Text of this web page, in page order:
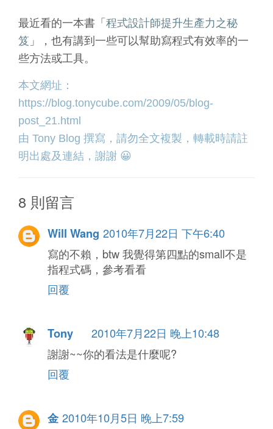
最近看的一本書「 程式設計師提升生產力之秘
笈 」，也有講到一些可以幫助寫程式有效率的一
些方法或工具。
本文網址：
https://blog.tonycube.com/2009/05/blog-
post_21.html
由 Tony Blog 撰寫，請勿全文複製，轉載時請註
明出處及連結，謝謝 😀
8 則留言
Will Wang 2010年7月22日 下午6:40
寫的不賴，btw 我覺得第四點的small不是
指程式碼，參考看看
回覆
Tony
2010年7月22日 晚上10:48
謝謝~~你的看法是什麼呢?
回覆
金 2010年10月5日 晚上7:59